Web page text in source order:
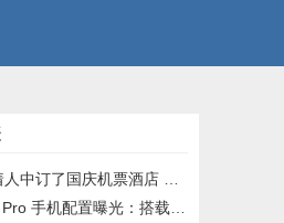
了国庆机票酒店 看到价格差点晕倒
置曝光：搭载天玑 8200 芯片， 12GB 内存